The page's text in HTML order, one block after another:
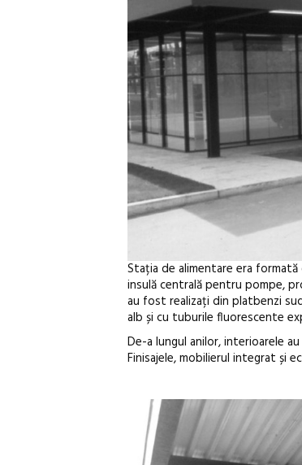
Stația de alimentare era
insulă centrală pentru pompe,
au fost realizați din platbenzi
alb și cu tuburile fluorescente
De-a lungul anilor, interioarele
Finisajele, mobilierul integrat și